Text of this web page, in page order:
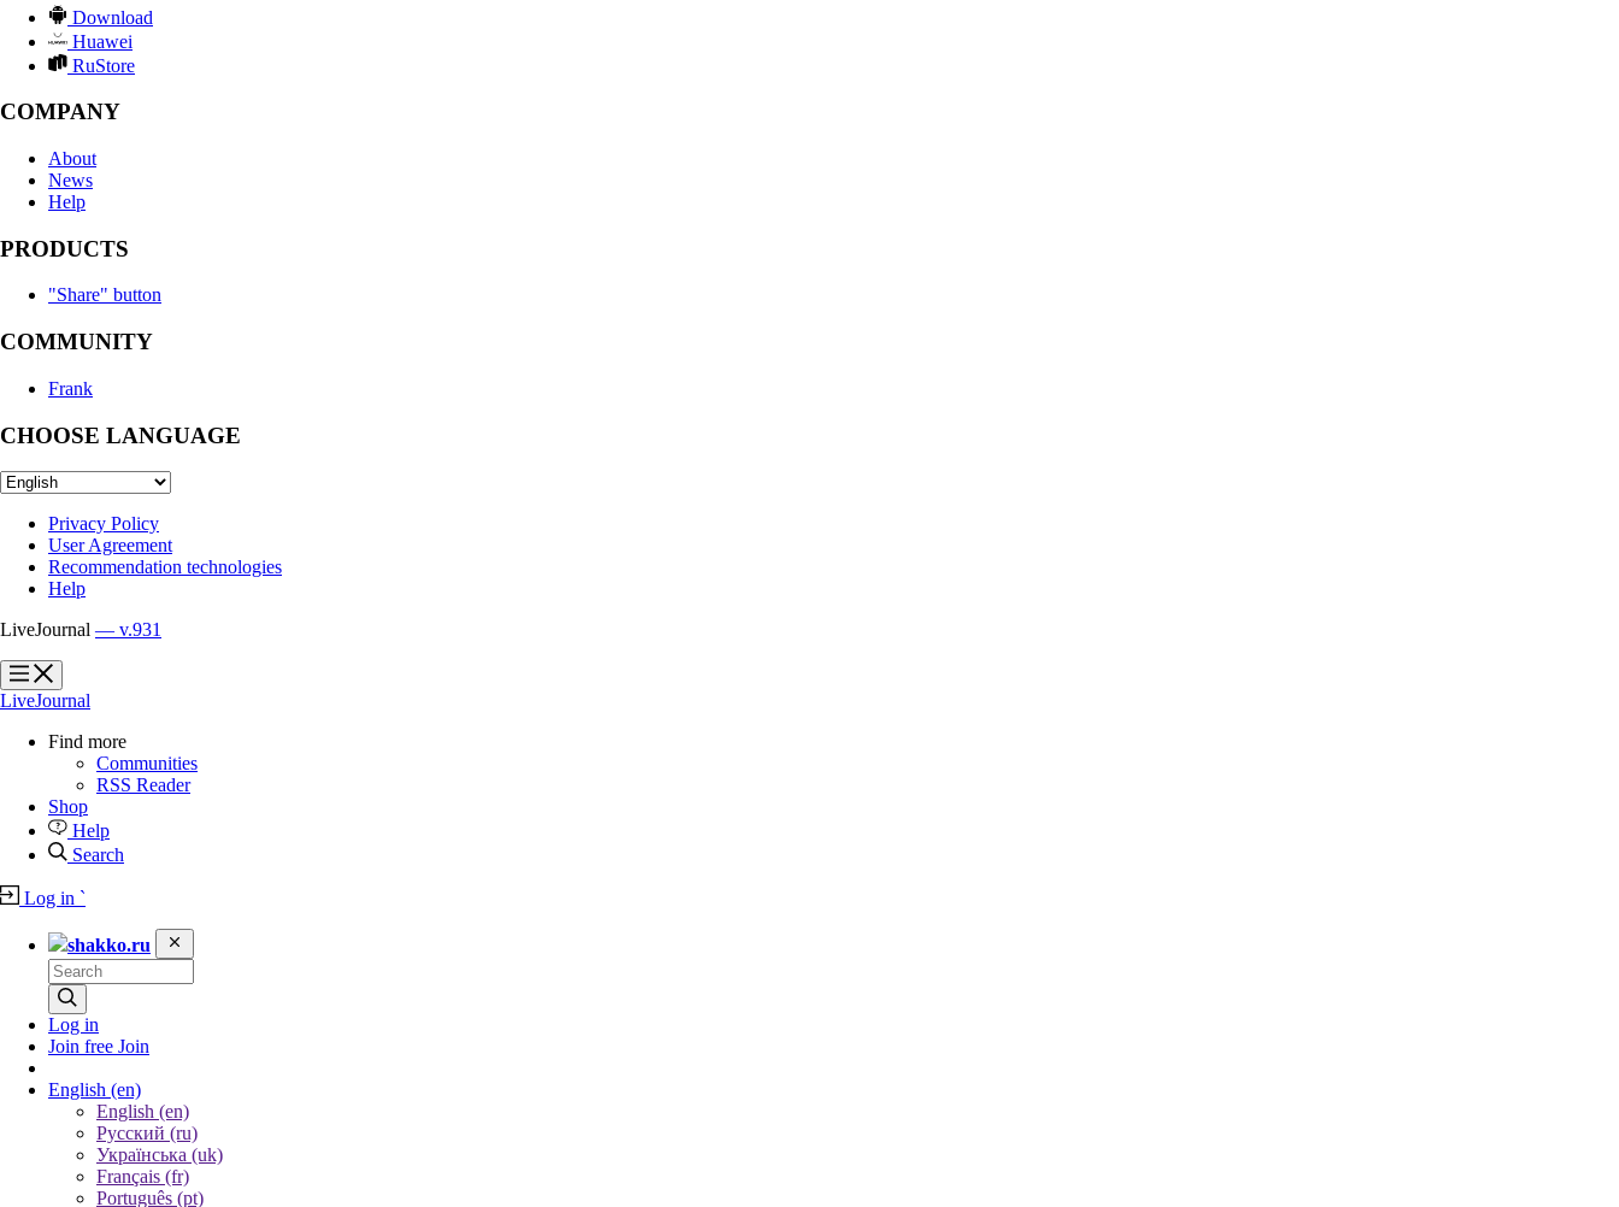
Download
Huawei
RuStore
COMPANY
About
News
Help
PRODUCTS
"Share" button
COMMUNITY
Frank
CHOOSE LANGUAGE
Privacy Policy
User Agreement
Recommendation technologies
Help
LiveJournal — v.931
?
?
LiveJournal
Find more
Communities
RSS Reader
Shop
Help
Search
Log in `
shakko.ru
Log in
Join free Join
English (en)
English (en)
Русский (ru)
Українська (uk)
Français (fr)
Português (pt)